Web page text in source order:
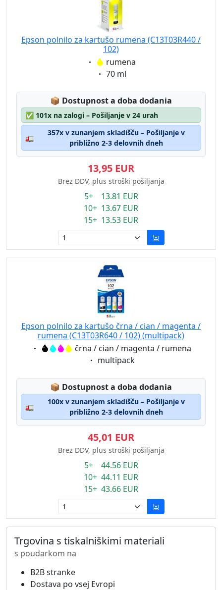
Epson polnilo za kartušo rumena (C13T03R440 /
102)
Eigenschaft:
rumena
Eigenschaft:
70 ml
📦 Lagerstatus:
Dostupnost a doba dodania
✅ 101x na zalogi – Pošiljanje v 24 urah
🚛
357x v zunanjem skladišču – Pošiljanje v
približno 2-3 delovnih dneh
13,95 EUR
Brez DDV, plus stroški pošiljanja
5+ 13.81 EUR
10+ 13.67 EUR
15+ 13.53 EUR
Epson polnilo za kartušo črna / cian / magenta /
rumena (C13T03R640 / 102) (multipack)
Eigenschaft:črna / cian / magenta / rumena
Eigenschaft:
multipack
📦 Lagerstatus:
Dostupnost a doba dodania
🚛
100x v zunanjem skladišču – Pošiljanje v
približno 2-3 delovnih dneh
45,01 EUR
Brez DDV, plus stroški pošiljanja
5+ 44.56 EUR
10+ 44.11 EUR
15+ 43.66 EUR
Trgovina s tiskalniškimi materiali
s poudarkom na
B2B stranke
Dostava po vsej Evropi